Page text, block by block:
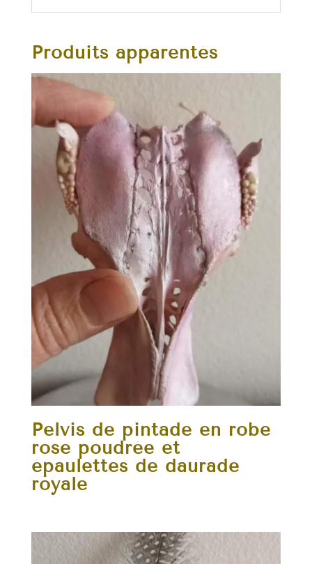
Produits apparentés
Pelvis de pintade en robe
rose poudrée et
épaulettes de daurade
royale